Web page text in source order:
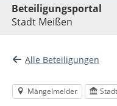
Beteiligungsportal
Stadt Meißen
Alle Beteiligungen
Mängelmelder